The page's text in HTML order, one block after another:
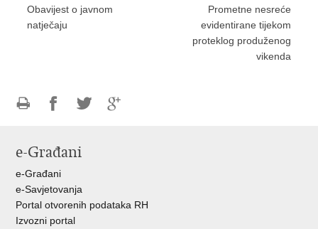
Obavijest o javnom
natječaju
Prometne nesreće
evidentirane tijekom
proteklog produženog
vikenda
FacebookuTwitteru
e-Građani
e-Građani
e-Savjetovanja
Portal otvorenih podataka RH
Izvozni portal